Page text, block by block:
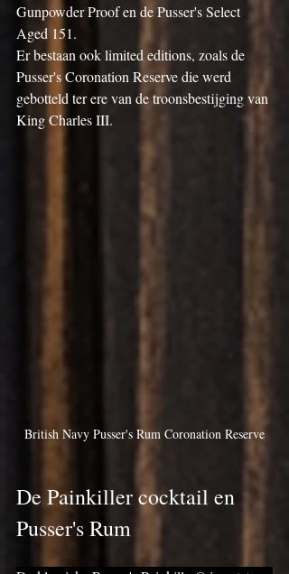
Gunpowder Proof en de Pusser's Select
Aged 151.
Er bestaan ook limited editions, zoals de
Pusser's Coronation Reserve die werd
gebotteld ter ere van de troonsbestijging van
King Charles III.
British Navy Pusser's Rum Coronation Reserve
De Painkiller cocktail en
Pusser's Rum